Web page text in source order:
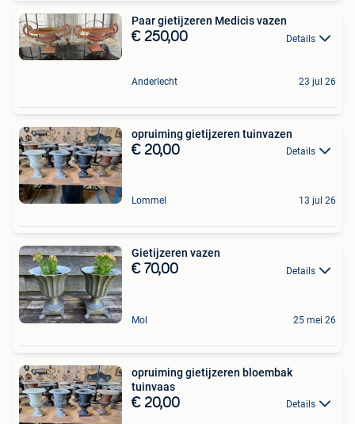
Paar gietijzeren Medicis vazen
€ 250,00 Details
Anderlecht 23 jul 26
opruiming gietijzeren tuinvazen
€ 20,00 Details
Lommel 13 jul 26
Gietijzeren vazen
€ 70,00 Details
Mol 25 mei 26
opruiming gietijzeren bloembak
tuinvaas
€ 20,00 Details